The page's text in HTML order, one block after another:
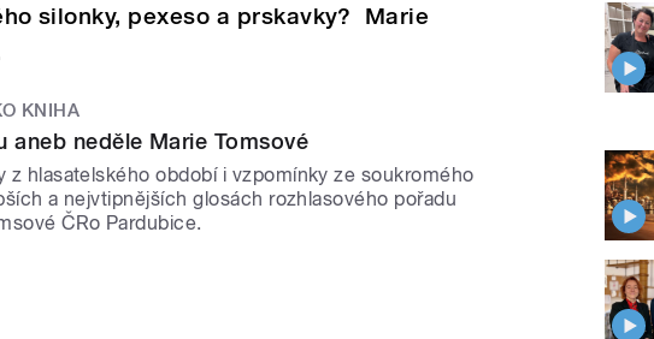
silonky, pexeso a prskavky? Marie
KNIHA
aneb neděle Marie Tomsové
z hlasatelského období i vzpomínky ze soukromého
a nejvtipnějších glosách rozhlasového pořadu
ČRo Pardubice.